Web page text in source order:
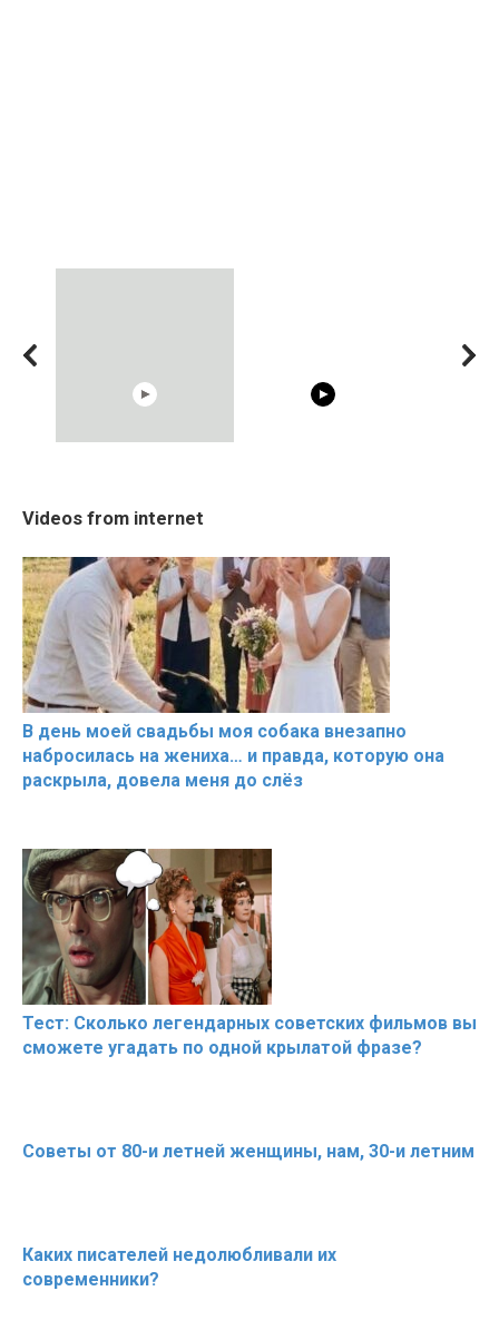
Cosy January Vlog
Beautiful Moments from
Videos from internet
В день моей свадьбы моя собака внезапно
набросилась на жениха… и правда, которую она
раскрыла, довела меня до слёз
Тест: Сколько легендарных советских фильмов вы
сможете угадать по одной крылатой фразе?
Советы от 80-и летней женщины, нам, 30-и летним
Каких писателей недолюбливали их
современники?